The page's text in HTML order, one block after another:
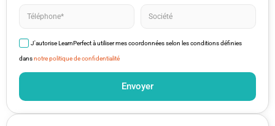
J'autorise LearnPerfect à utiliser mes coordonnées selon les conditions définies
dansnotre politique de confidentialité
Envoyer